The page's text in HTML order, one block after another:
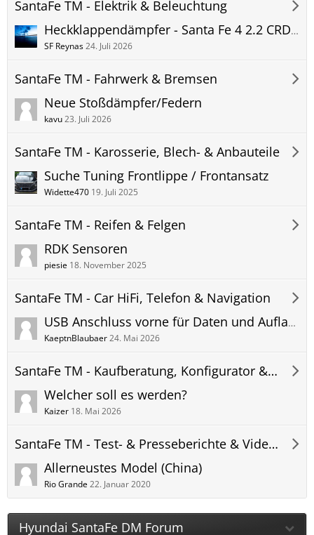
SantaFe TM - Elektrik & Beleuchtung
Heckklappendämpfer - Santa Fe 4 2.2 CRDi AWD - Zubehörauswahl vs. Originalteil
SF Reynas24. Juli 2026
SantaFe TM - Fahrwerk & Bremsen
Neue Stoßdämpfer/Federn
kavu23. Juli 2026
SantaFe TM - Karosserie, Blech- & Anbauteile
Suche Tuning Frontlippe / Frontansatz
Widette470 19. Juli 2025
SantaFe TM - Reifen & Felgen
RDK Sensoren
piesie 18. November 2025
SantaFe TM - Car HiFi, Telefon & Navigation
USB Anschluss vorne für Daten und Aufladen von Geräten
KaeptnBlaubaer24. Mai 2026
SantaFe TM - Kaufberatung, Konfigurator & Bestellung
Welcher soll es werden?
Kaizer 18. Mai 2026
SantaFe TM - Test- & Presseberichte & Videos
Allerneustes Model (China)
Rio Grande22. Januar 2020
Hyundai SantaFe DM Forum